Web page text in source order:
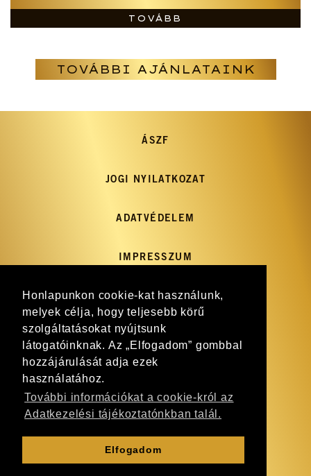
Honlapunkon cookie-kat használunk,
melyek célja, hogy teljesebb körű
szolgáltatásokat nyújtsunk
látogatóinknak. Az „Elfogadom” gombbal
hozzájárulását adja ezek
használatához.
További információkat a cookie-król az
Adatkezelési tájékoztatónkban talál.
Elfogadom
TOVÁBB
TOVÁBBI AJÁNLATAINK
ÁSZF
JOGI NYILATKOZAT
ADATVÉDELEM
IMPRESSZUM
GY.I.K.
HÍRLEVÉL
KAPCSOLAT